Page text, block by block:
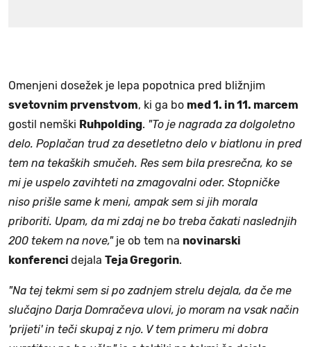
Omenjeni dosežek je lepa popotnica pred bližnjim
svetovnim prvenstvom, ki ga bo med 1. in 11. marcem
gostil nemški Ruhpolding. "To je nagrada za dolgoletno
delo. Poplačan trud za desetletno delo v biatlonu in pred
tem na tekaških smučeh. Res sem bila presrečna, ko se
mi je uspelo zavihteti na zmagovalni oder. Stopničke
niso prišle same k meni, ampak sem si jih morala
priboriti. Upam, da mi zdaj ne bo treba čakati naslednjih
200 tekem na nove,"je ob tem na novinarski
konferenci dejala Teja Gregorin.
"Na tej tekmi sem si po zadnjem strelu dejala, da če me
slučajno Darja Domračeva ulovi, jo moram na vsak način
'prijeti' in teči skupaj z njo. V tem primeru mi dobra